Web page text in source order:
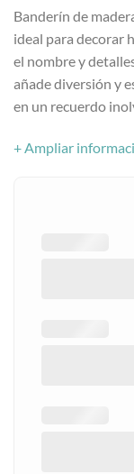
Banderín de
ideal para decorar
el nombre y
añade diversión y
en un recuerdo
+ Ampliar